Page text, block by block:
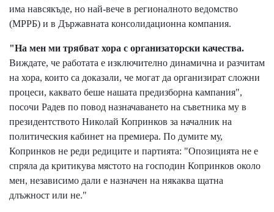
има навсякъде, но най-вече в регионалното ведомство
(МРРБ) и в Държавната консолидационна компания.
"На мен ми трябват хора с организаторски качества.
Виждате, че работата е изключително динамична и разчитам
на хора, които са доказали, че могат да организират сложни
процеси, каквато беше нашата предизборна кампания",
посочи Радев по повод назначаването на съветника му в
президентството Николай Копринков за началник на
политическия кабинет на премиера. По думите му,
Копринков не реди редиците и партията: "Опозицията не е
спряла да критикува мястото на господин Копринков около
мен, независимо дали е назначен на някаква щатна
длъжност или не."